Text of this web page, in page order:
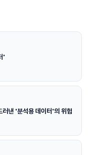
'
러낸 '분석용 데이터'의 위험